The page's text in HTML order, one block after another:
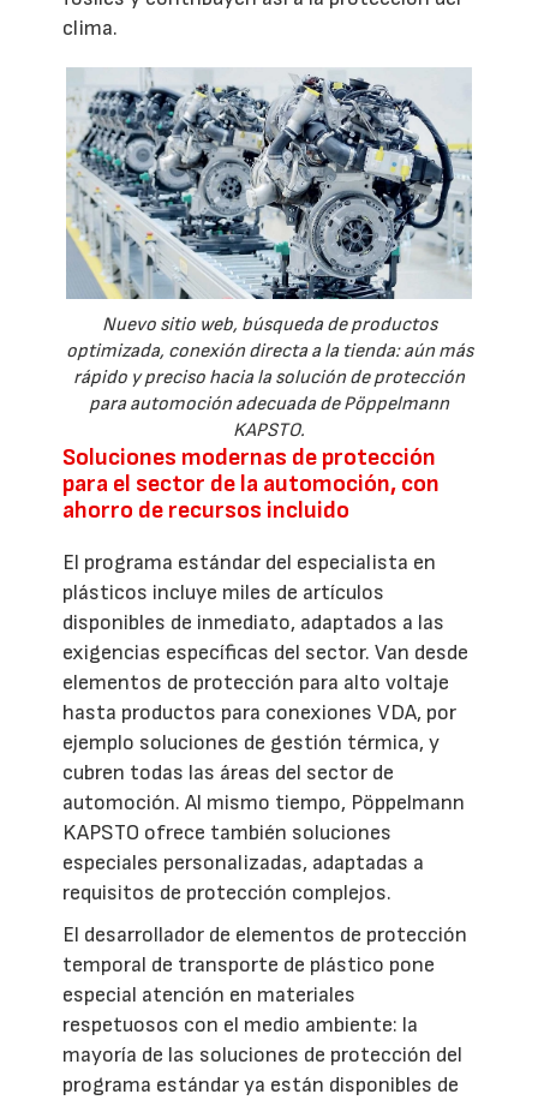
clima.
Nuevo sitio web, búsqueda de productos
optimizada, conexión directa a la tienda: aún más
rápido y preciso hacia la solución de protección
para automoción adecuada de Pöppelmann
KAPSTO.
Soluciones modernas de protección
para el sector de la automoción, con
ahorro de recursos incluido
El programa estándar del especialista en
plásticos incluye miles de artículos
disponibles de inmediato, adaptados a las
exigencias específicas del sector. Van desde
elementos de protección para alto voltaje
hasta productos para conexiones VDA, por
ejemplo soluciones de gestión térmica, y
cubren todas las áreas del sector de
automoción. Al mismo tiempo, Pöppelmann
KAPSTO ofrece también soluciones
especiales personalizadas, adaptadas a
requisitos de protección complejos.
El desarrollador de elementos de protección
temporal de transporte de plástico pone
especial atención en materiales
respetuosos con el medio ambiente: la
mayoría de las soluciones de protección del
programa estándar ya están disponibles de